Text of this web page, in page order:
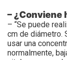
– ¿Conviene
– “Se puede
cm de diámetro.
usar una
normalmente,